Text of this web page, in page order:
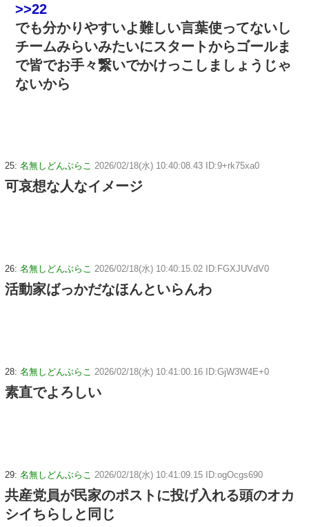
>>22
でも分かりやすいよ難しい言葉使ってないし
チームみらいみたいにスタートからゴールま
で皆でお手々繋いでかけっこしましょうじゃ
ないから
25: 名無しどんぶらこ 2026/02/18(水) 10:40:08.43 ID:9+rk75xa0
可哀想な人なイメージ
26: 名無しどんぶらこ 2026/02/18(水) 10:40:15.02 ID:FGXJUVdV0
活動家ばっかだなほんといらんわ
28: 名無しどんぶらこ 2026/02/18(水) 10:41:00.16 ID:GjW3W4E+0
素直でよろしい
29: 名無しどんぶらこ 2026/02/18(水) 10:41:09.15 ID:ogOcgs690
共産党員が民家のポストに投げ入れる頭のオカ
シイちらしと同じ